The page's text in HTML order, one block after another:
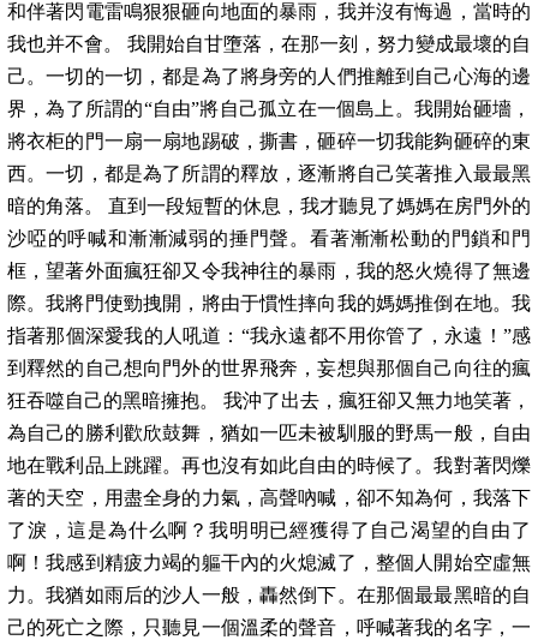
和伴著閃電雷鳴狠狠砸向地面的暴雨，我并沒有悔過，當時的
我也并不會。 我開始自甘墮落，在那一刻，努力變成最壞的自
己。一切的一切，都是為了將身旁的人們推離到自己心海的邊
界，為了所謂的“自由”將自己孤立在一個島上。我開始砸墻，
將衣柜的門一扇一扇地踢破，撕書，砸碎一切我能夠砸碎的東
西。一切，都是為了所謂的釋放，逐漸將自己笑著推入最最黑
暗的角落。 直到一段短暫的休息，我才聽見了媽媽在房門外的
沙啞的呼喊和漸漸減弱的捶門聲。看著漸漸松動的門鎖和門
框，望著外面瘋狂卻又令我神往的暴雨，我的怒火燒得了無邊
際。我將門使勁拽開，將由于慣性摔向我的媽媽推倒在地。我
指著那個深愛我的人吼道：“我永遠都不用你管了，永遠！”感
到釋然的自己想向門外的世界飛奔，妄想與那個自己向往的瘋
狂吞噬自己的黑暗擁抱。 我沖了出去，瘋狂卻又無力地笑著，
為自己的勝利歡欣鼓舞，猶如一匹未被馴服的野馬一般，自由
地在戰利品上跳躍。再也沒有如此自由的時候了。我對著閃爍
著的天空，用盡全身的力氣，高聲吶喊，卻不知為何，我落下
了淚，這是為什么啊？我明明已經獲得了自己渴望的自由了
啊！我感到精疲力竭的軀干內的火熄滅了，整個人開始空虛無
力。我猶如雨后的沙人一般，轟然倒下。在那個最最黑暗的自
己的死亡之際，只聽見一個溫柔的聲音，呼喊著我的名字，一